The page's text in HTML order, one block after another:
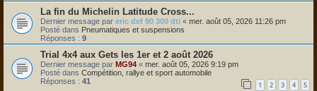
La fin du Michelin Latitude Cross...
Dernier message par eric def 90 300 dti « mer. août 05, 2026 11:26 pm
Posté dans Pneumatiques et suspensions
Réponses : 9
Trial 4x4 aux Gets les 1er et 2 août 2026
Dernier message par MG94 « mer. août 05, 2026 9:19 pm
Posté dans Compétition, rallye et sport automobile
Réponses : 41 1 2 3 4 5